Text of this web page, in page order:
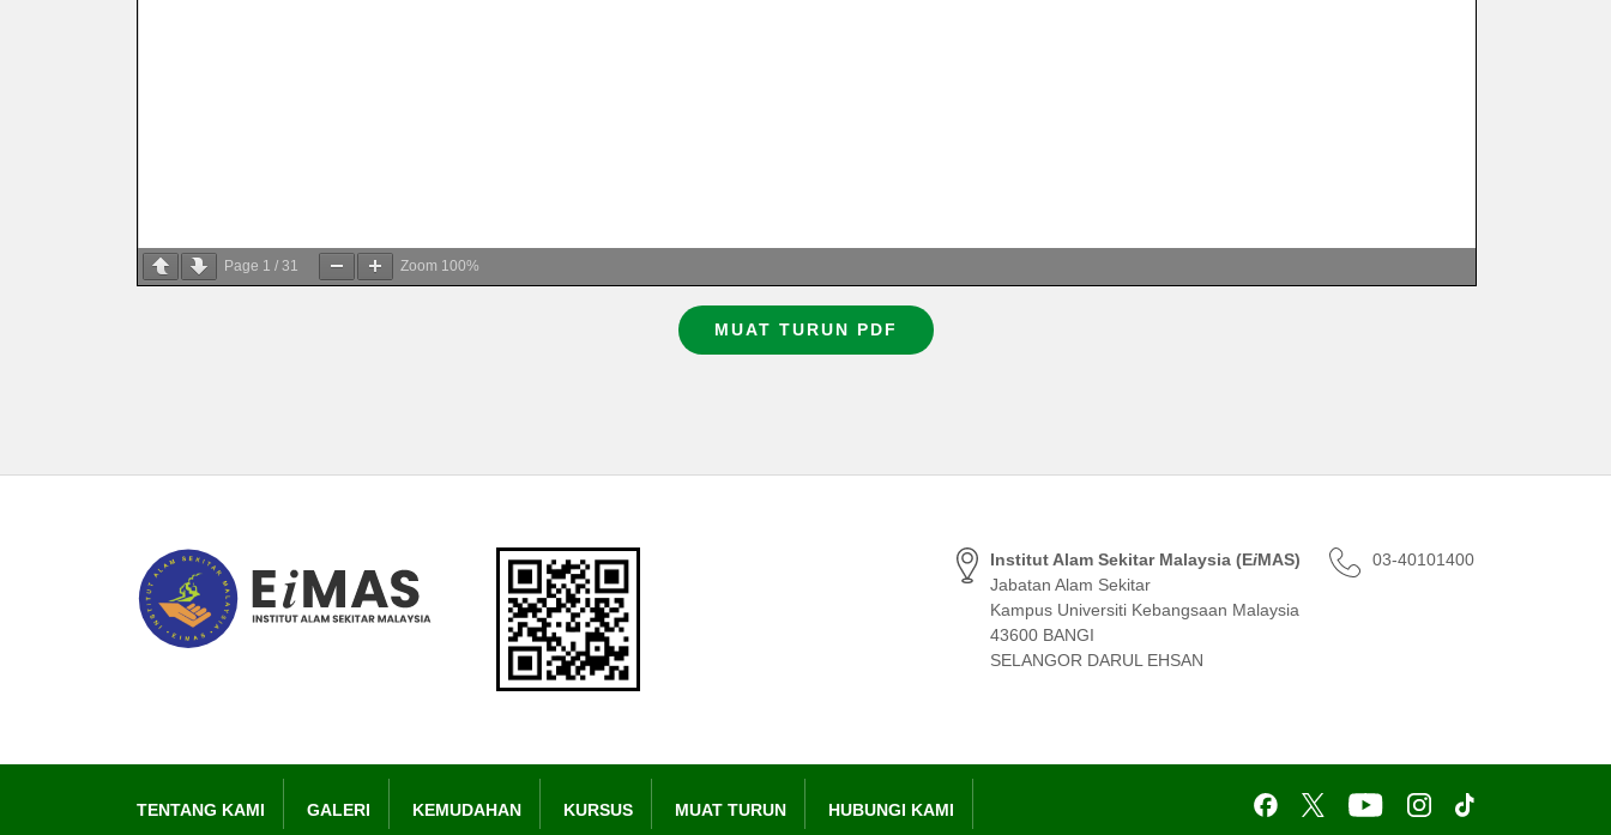
Page 1 / 31 Zoom 100%
MUAT TURUN PDF
Institut Alam Sekitar Malaysia (EiMAS)
Jabatan Alam Sekitar
Kampus Universiti Kebangsaan Malaysia
43600 BANGI
SELANGOR DARUL EHSAN
03-40101400
TENTANG KAMI GALERI KEMUDAHAN KURSUS MUAT TURUN HUBUNGI KAMI